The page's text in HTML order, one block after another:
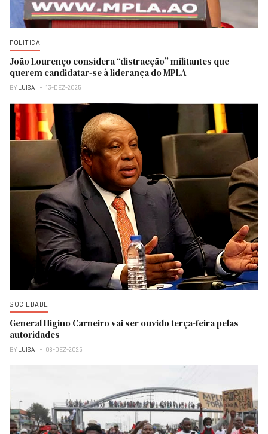
POLITICA
João Lourenço considera “distracção” militantes que
querem candidatar-se à liderança do MPLA
BY LUISA 13-DEZ-2025
SOCIEDADE
General Higino Carneiro vai ser ouvido terça-feira pelas
autoridades
BY LUISA 08-DEZ-2025